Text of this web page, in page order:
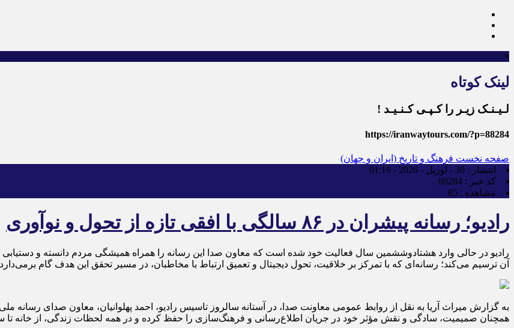
×
لینک کوتاه
لـیـنـک زیـر را کـپـی کـنـیـد !
https://iranwaytours.com/?p=88284
صفحه نخست فرهنگ و تاریخ (ایران و جهان)
انتشار : 30 - آوریل - 2026 - 01:16
کد خبر : 88284
مشاهده : 85
رادیو؛ رسانه پیشران در ۸۶ سالگی با افقی تازه از تحول و نوآوری
رادیو در حالی وارد هشتادوششمین سال فعالیت خود شده است که معاون صدا این رسانه را همراه همیشگی مردم دانسته و
آن ترسیم می‌کند؛ رسانه‌ای که با تمرکز بر خلاقیت، تحول دیجیتال و تعمیق ارتباط با مخاطبان، در مسیر تحقق این هدف گام
همچنان صمیمیت، سادگی و نقش مؤثر خود در جریان اطلاع‌رسانی و فرهنگ‌سازی را حفظ کرده و در همه لحظات زندگی، از خانه تا